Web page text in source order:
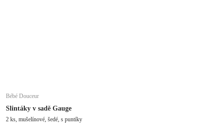
Bébé Douceur
Slintáky v sadě Gauge
2 ks, mušelínové, šedé, s puntíky